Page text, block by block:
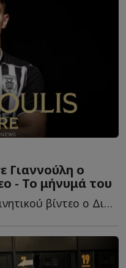
Γιαννούλη ο
- Το μήνυμά του
Μέσω ενός ιδιαίτερα συγκινητικού βίντεο ο Δικέφαλος τ...